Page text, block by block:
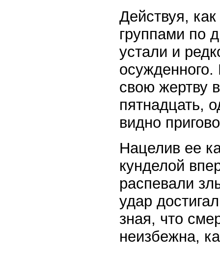
Действуя,
группами по
устали и
осужденного.
свою жертву
пятнадцать,
видно
Нацелив ее
кунделой
распевали
удар
зная, что
неизбежна,